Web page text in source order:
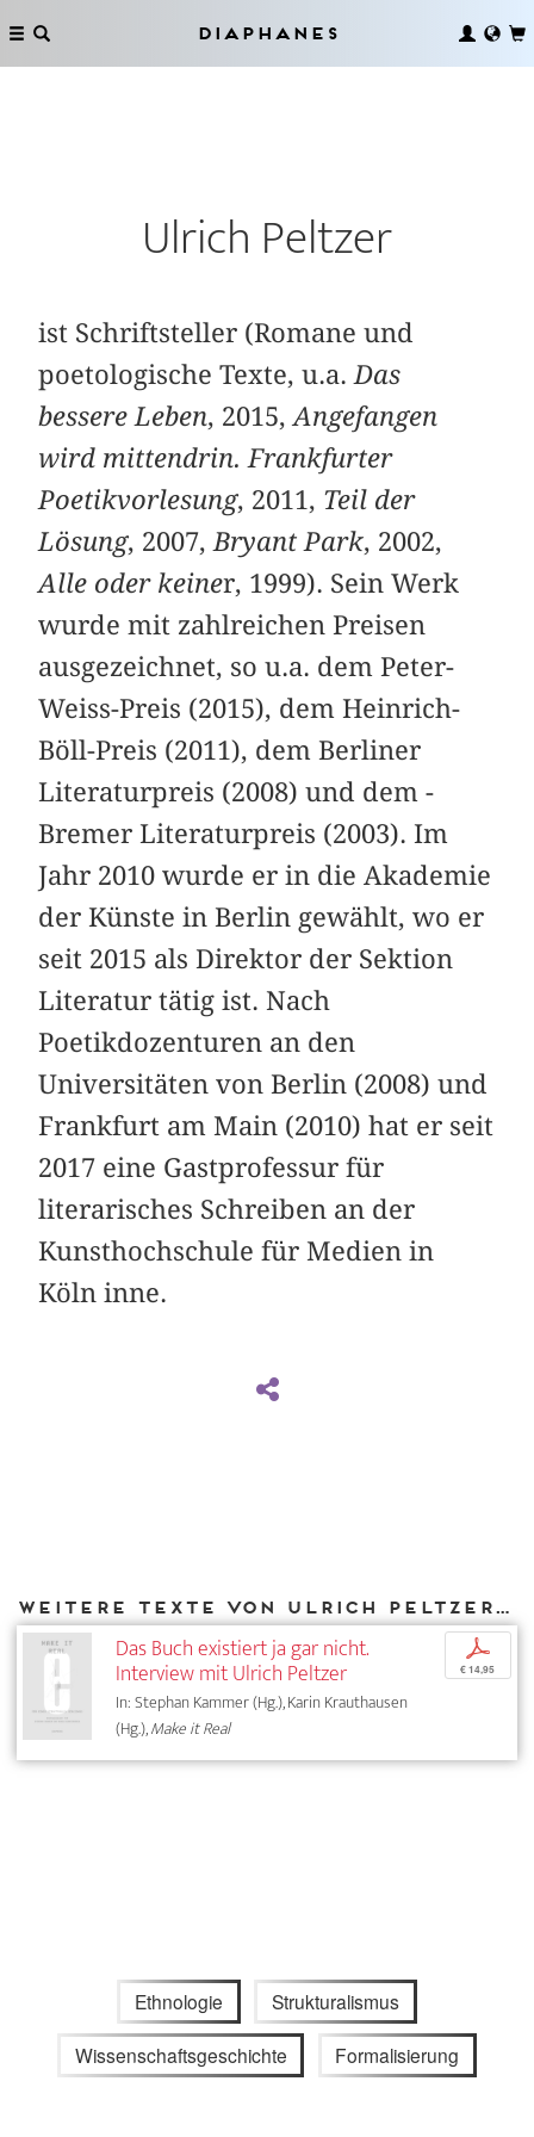
Diaphanes
Ulrich Peltzer
ist Schriftsteller (Romane und
poetologische Texte, u.a. Das
bessere Leben, 2015,Angefangen
wird mittendrin. Frankfurter
Poetikvorlesung, 2011, Teil der
Lösung, 2007, Bryant Park, 2002,
Alle oder keiner, 1999). Sein Werk
wurde mit zahlreichen Preisen
ausgezeichnet, so u.a. dem Peter-
Weiss-Preis (2015), dem Heinrich-
Böll-Preis (2011), dem Berliner
Literaturpreis (2008) und dem ­
Bremer Literaturpreis (2003). Im
Jahr 2010 wurde er in die Akademie
der Künste in Berlin gewählt, wo er
seit 2015 als Direktor der Sektion
Literatur tätig ist. Nach
Poetikdozenturen an den
Universitäten von Berlin (2008) und
Frankfurt am Main (2010) hat er seit
2017 eine Gastprofessur für
literarisches Schreiben an der
Kunsthochschule für Medien in
Köln inne.
Weitere Texte von Ulrich Peltzer bei DIAPHANES
Das Buch existiert ja gar nicht.
Interview mit Ulrich Peltzer
In: Stephan Kammer (Hg.), Karin Krauthausen
(Hg.),Make it Real
p
€ 14,95
Ethnologie Strukturalismus
Wissenschaftsgeschichte Formalisierung